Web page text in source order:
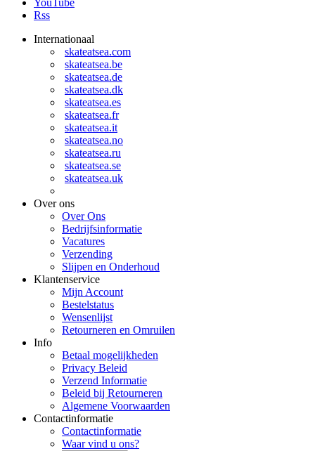
YouTube
Rss
Internationaal
skateatsea.com
skateatsea.be
skateatsea.de
skateatsea.dk
skateatsea.es
skateatsea.fr
skateatsea.it
skateatsea.no
skateatsea.ru
skateatsea.se
skateatsea.uk
Over ons
Over Ons
Bedrijfsinformatie
Vacatures
Verzending
Slijpen en Onderhoud
Klantenservice
Mijn Account
Bestelstatus
Wensenlijst
Retourneren en Omruilen
Info
Betaal mogelijkheden
Privacy Beleid
Verzend Informatie
Beleid bij Retourneren
Algemene Voorwaarden
Contactinformatie
Contactinformatie
Waar vind u ons?